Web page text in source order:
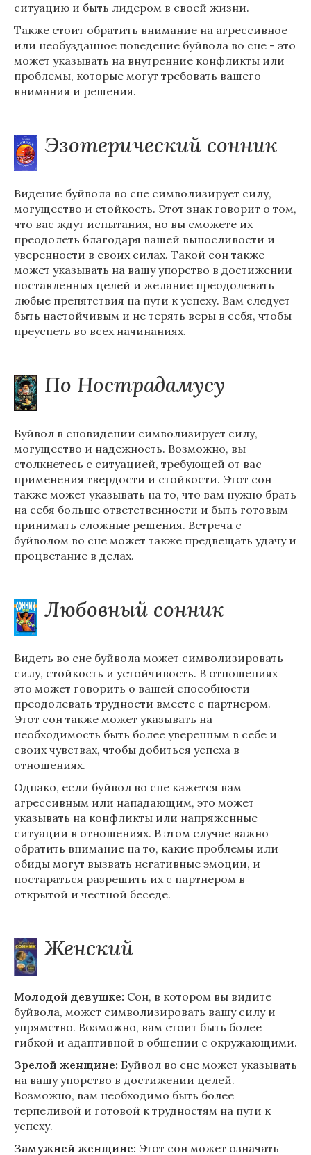
ситуацию и быть лидером в своей жизни.
Также стоит обратить внимание на агрессивное
или необузданное поведение буйвола во сне - это
может указывать на внутренние конфликты или
проблемы, которые могут требовать вашего
внимания и решения.
Эзотерический сонник
Видение буйвола во сне символизирует силу,
могущество и стойкость. Этот знак говорит о том,
что вас ждут испытания, но вы сможете их
преодолеть благодаря вашей выносливости и
уверенности в своих силах. Такой сон также
может указывать на вашу упорство в достижении
поставленных целей и желание преодолевать
любые препятствия на пути к успеху. Вам следует
быть настойчивым и не терять веры в себя, чтобы
преуспеть во всех начинаниях.
По Нострадамусу
Буйвол в сновидении символизирует силу,
могущество и надежность. Возможно, вы
столкнетесь с ситуацией, требующей от вас
применения твердости и стойкости. Этот сон
также может указывать на то, что вам нужно брать
на себя больше ответственности и быть готовым
принимать сложные решения. Встреча с
буйволом во сне может также предвещать удачу и
процветание в делах.
Любовный сонник
Видеть во сне буйвола может символизировать
силу, стойкость и устойчивость. В отношениях
это может говорить о вашей способности
преодолевать трудности вместе с партнером.
Этот сон также может указывать на
необходимость быть более уверенным в себе и
своих чувствах, чтобы добиться успеха в
отношениях.
Однако, если буйвол во сне кажется вам
агрессивным или нападающим, это может
указывать на конфликты или напряженные
ситуации в отношениях. В этом случае важно
обратить внимание на то, какие проблемы или
обиды могут вызвать негативные эмоции, и
постараться разрешить их с партнером в
открытой и честной беседе.
Женский
Молодой девушке: Сон, в котором вы видите
буйвола, может символизировать вашу силу и
упрямство. Возможно, вам стоит быть более
гибкой и адаптивной в общении с окружающими.
Зрелой женщине: Буйвол во сне может указывать
на вашу упорство в достижении целей.
Возможно, вам необходимо быть более
терпеливой и готовой к трудностям на пути к
успеху.
Замужней женщине: Этот сон может означать